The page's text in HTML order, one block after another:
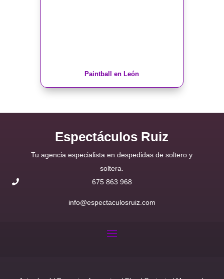
Paintball en León
Espectáculos Ruiz
Tu agencia especialista en despedidas de soltero y
soltera.
675 863 968
info@espectaculosruiz.com